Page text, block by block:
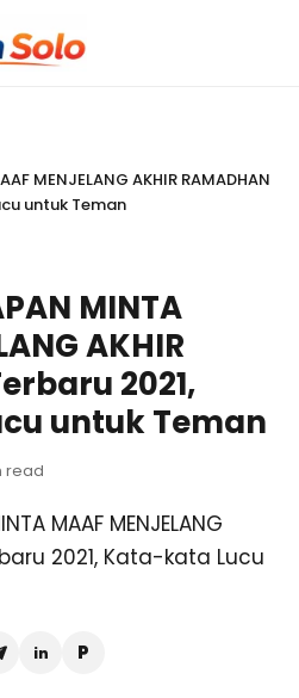
MENJELANG AKHIR RAMADHAN
untuk Teman
MINTA
AKHIR
2021,
untuk Teman
read